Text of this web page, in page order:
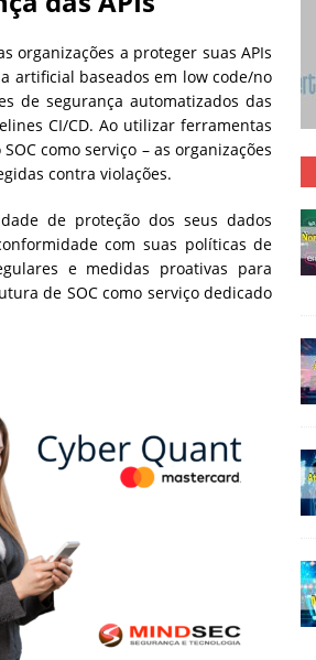
organizações a proteger suas APIs
artificial baseados em low code/no
de segurança automatizados das
CI/CD. Ao utilizar ferramentas
como serviço – as organizações
contra violações.
de proteção dos seus dados
com suas políticas de
e medidas proativas para
de SOC como serviço dedicado